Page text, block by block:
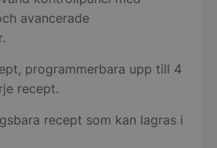
avancerade
programmerbara upp till 4
recept.
recept som kan lagras i